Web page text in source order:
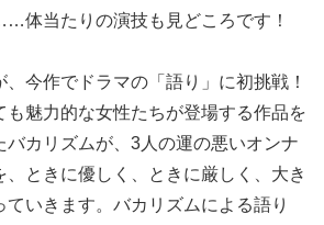
体当たりの演技も見どころです！
、今作でドラマの「語り」に初挑戦！
も魅力的な女性たちが登場する作品を
バカリズムが、3人の運の悪いオンナ
、ときに優しく、ときに厳しく、大き
ていきます。バカリズムによる語り